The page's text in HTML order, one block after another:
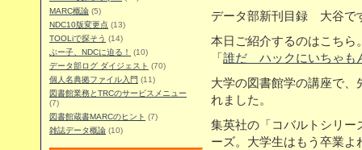
MARC概論 (5)
NDC10版変更点 (13)
TOOLiで探そう (14)
ぶー子、NDCに迫る！
(10)
データ部ログ ダイジェスト (70)
個人名典拠ファイル入門 (11)
図書館業務とTRCのサービスメニュー
(7)
図書館蔵書MARCのヒント (7)
雑誌データ概論 (10)
データ部新刊目録 大谷で
本日ご紹介するのはこちら
「 誰だ ハックにいちゃも
大学の図書館学の講座で
れました。
集英社の「コバルトシリー
ーズ。大学生はもう卒業